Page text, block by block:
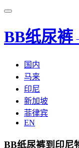
BB纸尿
国内
马来
印尼
新加坡
菲律宾
EN
BB纸尿裤到印尼